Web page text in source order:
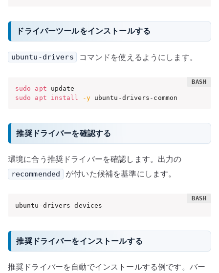
ドライバーツールをインストールする
ubuntu-drivers コマンドを使えるようにします。
sudo apt
sudo
apt install -y ubuntu-drivers-common
推奨ドライバーを確認する
環境に合う推奨ドライバーを確認します。出力の
recommended が付いた候補を基準にします。
ubuntu-drivers devices
推奨ドライバーをインストールする
推奨ドライバーを自動でインストールする例です。バー